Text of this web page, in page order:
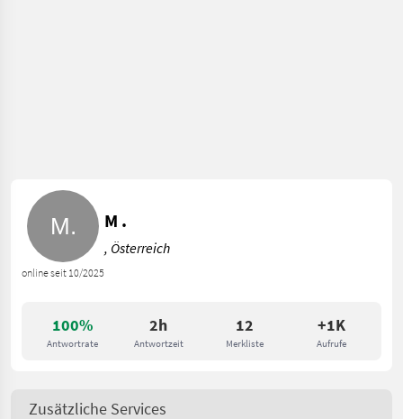
100%
Antwortrate
2h
Antwortzeit
12
Merkliste
+1K
Aufrufe
online seit 10/2025
M .
, Österreich
Zusätzliche Services